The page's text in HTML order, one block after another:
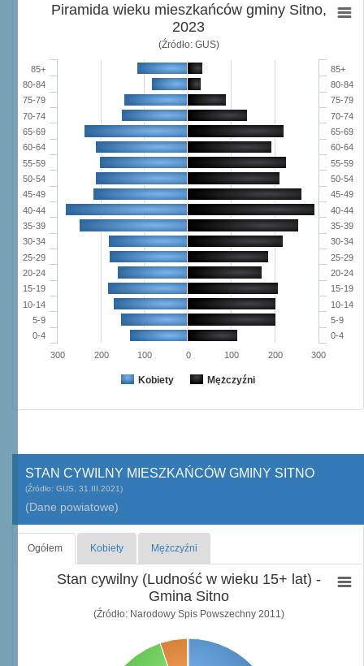
Piramida wieku mieszkańców gminy Sitno,
2023
(Źródło: GUS)
Kobiety Mężczyźni
0-4
5-9
10-14
15-19
20-24
25-29
30-34
35-39
40-44
45-49
50-54
55-59
60-64
65-69
70-74
75-79
80-84
85+
0-4
5-9
10-14
15-19
20-24
25-29
30-34
35-39
40-44
45-49
50-54
55-59
60-64
65-69
70-74
75-79
80-84
85+
300 200 100 0 100 200 300
STAN CYWILNY MIESZKAŃCÓW GMINY SITNO
(Źródło: GUS, 31.III.2021)
(Dane powiatowe)
Ogółem Kobiety Mężczyźni
Stan cywilny (Ludność w wieku 15+ lat) -
Gmina Sitno
(Źródło: Narodowy Spis Powszechny 2011)